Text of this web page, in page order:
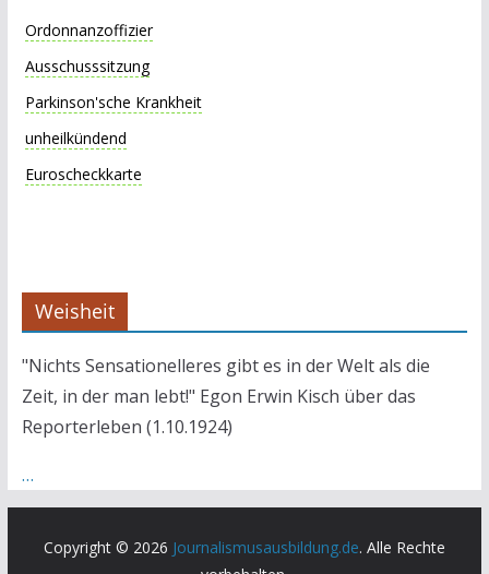
Ordonnanzoffizier
Ausschusssitzung
Parkinson'sche Krankheit
unheilkündend
Euroscheckkarte
Weisheit
"Nichts Sensationelleres gibt es in der Welt als die
Zeit, in der man lebt!" Egon Erwin Kisch über das
Reporterleben (1.10.1924)
…
Copyright © 2026 Journalismusausbildung.de. Alle Rechte